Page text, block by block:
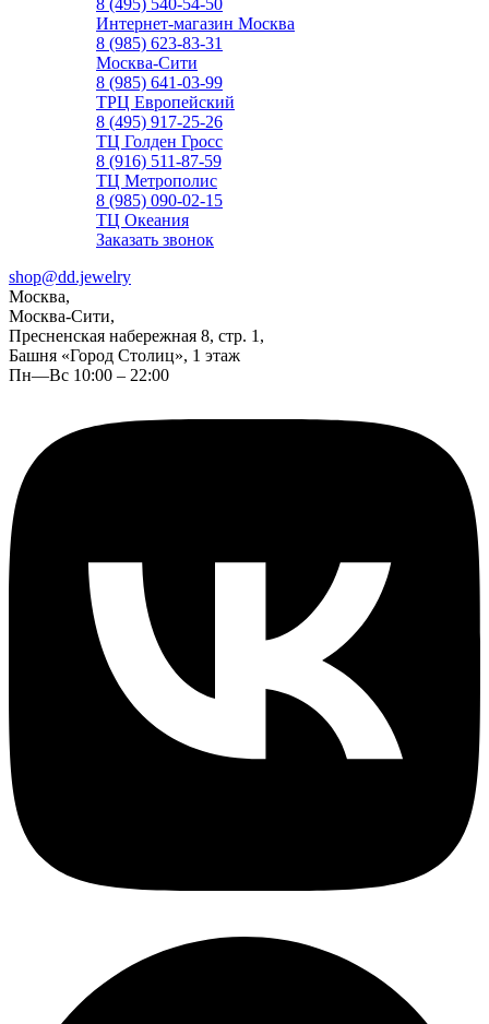
8 (495) 540-54-50
Интернет-магазин Москва
8 (985) 623-83-31
Москва-Сити
8 (985) 641-03-99
ТРЦ Европейский
8 (495) 917-25-26
ТЦ Голден Гросс
8 (916) 511-87-59
ТЦ Метрополис
8 (985) 090-02-15
ТЦ Океания
Заказать звонок
shop@dd.jewelry
Москва,
Москва-Сити,
Пресненская набережная 8, стр. 1,
Башня «Город Столиц», 1 этаж
Пн—Вс 10:00 – 22:00